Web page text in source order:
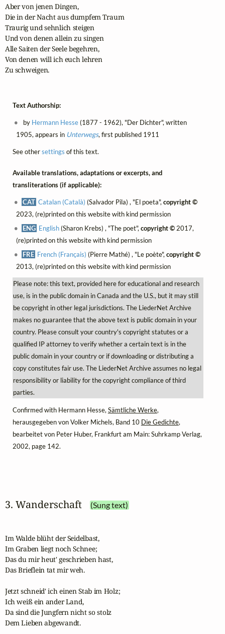
Aber von jenen Dingen,
Die in der Nacht aus dumpfem Traum
Traurig und sehnlich steigen
Und von denen allein zu singen
Alle Saiten der Seele begehren,
Von denen will ich euch lehren
Zu schweigen.
Text Authorship:
by Hermann Hesse(1877 - 1962), "Der Dichter", written
1905, appears in Unterwegs, first published 1911
See othersettings of this text.
Available translations, adaptations or excerpts, and
transliterations (if applicable):
CAT Catalan (Català) (Salvador Pila) , "El poeta",copyright ©
2023, (re)printed on this website with kind permission
ENG English(Sharon Krebs) , "The poet",copyright ©2017,
(re)printed on this website with kind permission
FRE French (Français) (Pierre Mathé) , "Le poète",copyright ©
2013, (re)printed on this website with kind permission
Please note: this text, provided here for educational and research
use, is in the public domain in Canada and the U.S., but it may still
be copyright in other legal jurisdictions. The LiederNet Archive
makes no guarantee that the above text is public domain in your
country. Please consult your country's copyright statutes or a
qualified IP attorney to verify whether a certain text is in the
public domain in your country or if downloading or distributing a
copy constitutes fair use. The LiederNet Archive assumes no legal
responsibility or liability for the copyright compliance of third
parties.
Confirmed with Hermann Hesse, Sämtliche Werke,
herausgegeben von Volker Michels, Band 10 Die Gedichte,
bearbeitet von Peter Huber, Frankfurt am Main: Suhrkamp Verlag,
2002, page 142.
3. Wanderschaft (Sung text)
Im Walde blüht der Seidelbast,
Im Graben liegt noch Schnee;
Das du mir heut' geschrieben hast,
Das Brieflein tat mir weh.
Jetzt schneid' ich einen Stab im Holz;
Ich weiß ein ander Land,
Da sind die Jungfern nicht so stolz
Dem Lieben abgewandt.